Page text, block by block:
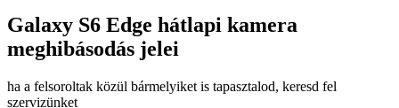
Galaxy S6 Edge hátlapi kamera
meghibásodás jelei
ha a felsoroltak közül bármelyiket is tapasztalod, keresd fel
szervizünket